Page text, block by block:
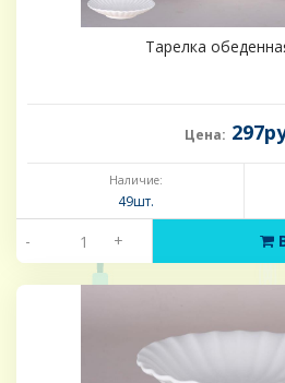
Тарелка
Цена:
Наличие:
49шт.
- +